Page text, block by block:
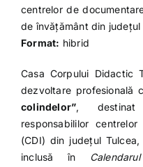
centrelor de
de învățământ din județul
Format: hibrid
Casa Corpului Didactic
dezvoltare profesională
colindelor”, destinat
responsabililor
(CDI) din județul
inclusă în